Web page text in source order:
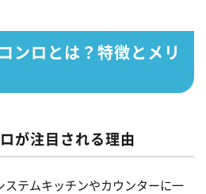
ンロとは？特徴とメリ
が注目される理由
ステムキッチンやカウンターに一